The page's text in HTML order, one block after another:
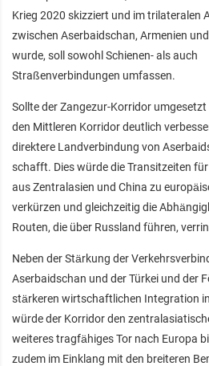
Krieg 2020 skizziert und im trilateralen
zwischen Aserbaidschan, Armenien
wurde, soll sowohl Schienen- als auch
Straßenverbindungen umfassen.
Sollte der Zangezur-Korridor
den Mittleren Korridor deutlich
direktere Landverbindung von
schafft. Dies würde die Transitzeiten
aus Zentralasien und China zu
verkürzen und gleichzeitig die
Routen, die über Russland führen,
Neben der Stärkung der
Aserbaidschan und der Türkei und der
stärkeren wirtschaftlichen Integration
würde der Korridor den
weiteres tragfähiges Tor nach Europa
zudem im Einklang mit den breiteren